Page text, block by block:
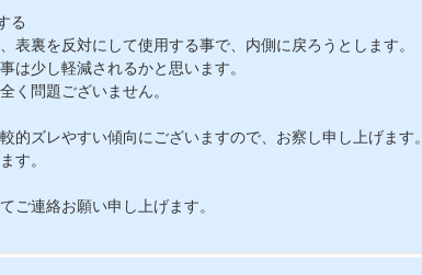
る
表裏を反対にして使用する事で、内側に戻ろうとします。
は少し軽減されるかと思います。
く問題ございません。
的ズレやすい傾向にございますので、お察し申し上げます。
す。
ご連絡お願い申し上げます。